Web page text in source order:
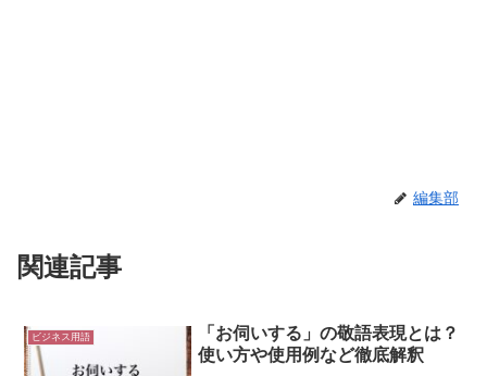
編集部
関連記事
ビジネス用語
「お伺いする」の敬語表現とは？
使い方や使用例など徹底解釈